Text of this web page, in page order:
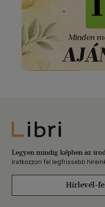
Libri
Legyen mindig képben az
Iratkozzon fel legfrissebb
Hírlevél-